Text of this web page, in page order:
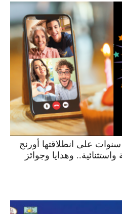
بمناسبة احتفالها بمرور 10 سنوات على انطلاقتها أورنج
وهدايا وجوائز